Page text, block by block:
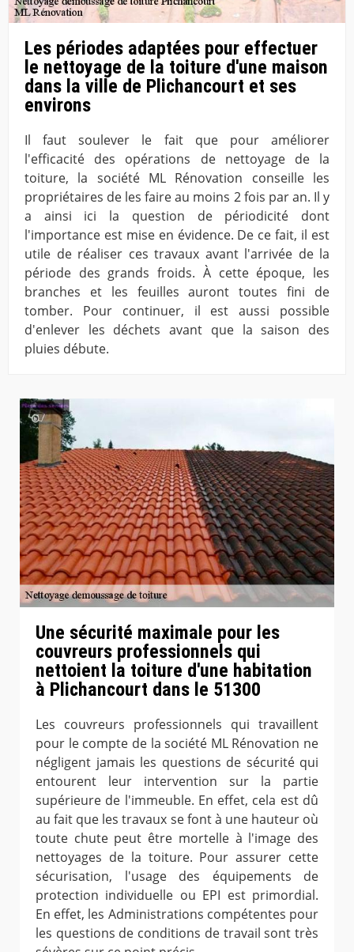
Les périodes adaptées pour effectuer
le nettoyage de la toiture d'une maison
dans la ville de Plichancourt et ses
environs
Il faut soulever le fait que pour améliorer
l'efficacité des opérations de nettoyage de la
toiture, la société ML Rénovation conseille les
propriétaires de les faire au moins 2 fois par an. Il y
a ainsi ici la question de périodicité dont
l'importance est mise en évidence. De ce fait, il est
utile de réaliser ces travaux avant l'arrivée de la
période des grands froids. À cette époque, les
branches et les feuilles auront toutes fini de
tomber. Pour continuer, il est aussi possible
d'enlever les déchets avant que la saison des
pluies débute.
Une sécurité maximale pour les
couvreurs professionnels qui
nettoient la toiture d'une habitation
à Plichancourt dans le 51300
Les couvreurs professionnels qui travaillent
pour le compte de la société ML Rénovation ne
négligent jamais les questions de sécurité qui
entourent leur intervention sur la partie
supérieure de l'immeuble. En effet, cela est dû
au fait que les travaux se font à une hauteur où
toute chute peut être mortelle à l'image des
nettoyages de la toiture. Pour assurer cette
sécurisation, l'usage des équipements de
protection individuelle ou EPI est primordial.
En effet, les Administrations compétentes pour
les questions de conditions de travail sont très